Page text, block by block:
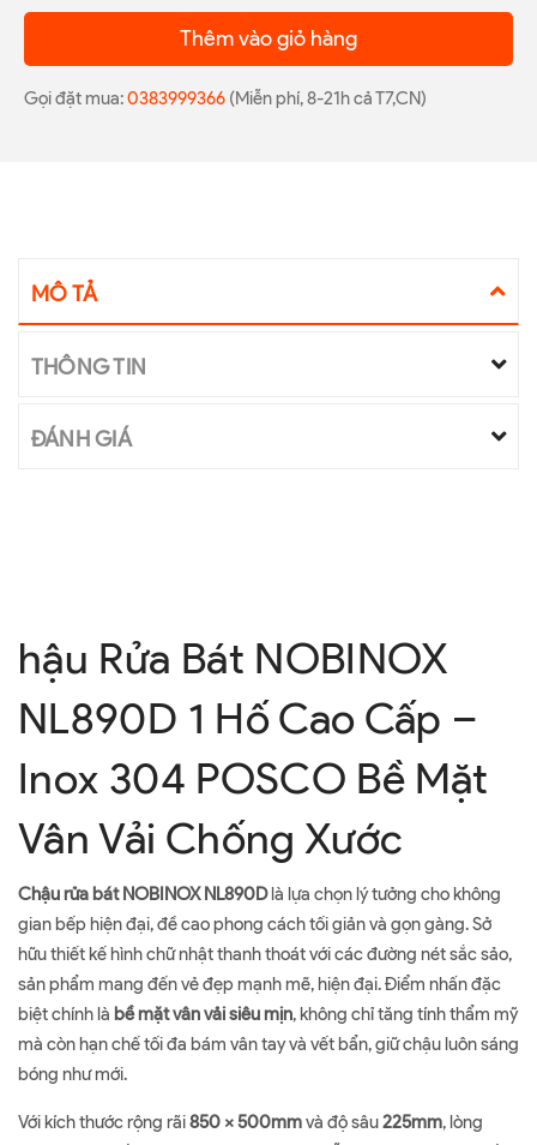
Thêm vào giỏ hàng
Gọi đặt mua:0383999366 (Miễn phí, 8-21h cả T7,CN)
MÔ TẢ
THÔNG TIN
ĐÁNH GIÁ
hậu Rửa Bát NOBINOX
NL890D 1 Hố Cao Cấp –
Inox 304 POSCO Bề Mặt
Vân Vải Chống Xước
Chậu rửa bát NOBINOX NL890Dlà lựa chọn lý tưởng cho không
gian bếp hiện đại, đề cao phong cách tối giản và gọn gàng. Sở
hữu thiết kế hình chữ nhật thanh thoát với các đường nét sắc sảo,
sản phẩm mang đến vẻ đẹp mạnh mẽ, hiện đại. Điểm nhấn đặc
biệt chính là bề mặt vân vải siêu mịn, không chỉ tăng tính thẩm mỹ
mà còn hạn chế tối đa bám vân tay và vết bẩn, giữ chậu luôn sáng
bóng như mới.
Với kích thước rộng rãi850 x 500mmvà độ sâu225mm, lòng